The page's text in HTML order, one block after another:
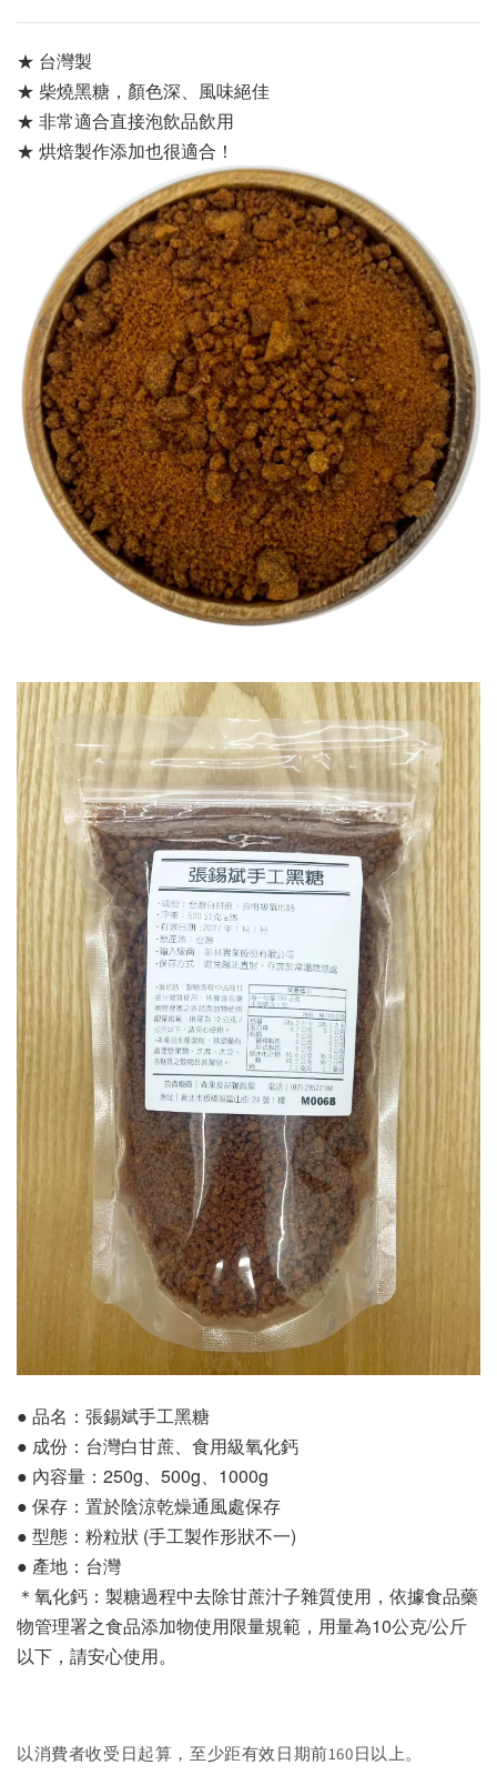
★ 台灣製
★ 柴燒黑糖，顏色深、風味絕佳
★ 非常適合直接泡飲品飲用
★ 烘焙製作添加也很適合！
● 品名：張錫斌手工黑糖
● 成份：台灣白甘蔗、食用級氧化鈣
● 內容量：250g、500g、1000g
● 保存：置於陰涼乾燥通風處保存
● 型態：粉粒狀 (手工製作形狀不一)
● 產地：台灣
＊氧化鈣：製糖過程中去除甘蔗汁子雜質使用，依據食品藥
物管理署之食品添加物使用限量規範，用量為10公克/公斤
以下，請安心使用。
以消費者收受日起算，至少距有效日期前160日以上。